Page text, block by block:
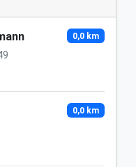
0,0 km
0,0 km